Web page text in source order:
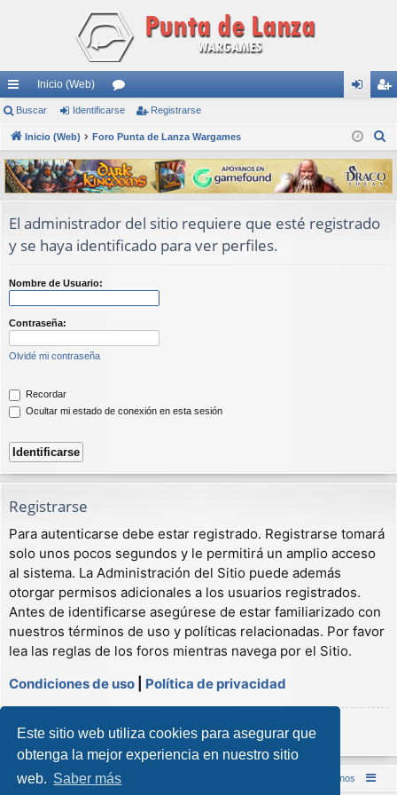
Este sitio web utiliza cookies para asegurar que
obtenga la mejor experiencia en nuestro sitio
web. Saber más
nl
ac
es
rá
pi
do
Inicio (Web)
or
os nti
fic
ar
ist
ra
rs
Buscar Identificarse Registrarse
Inicio (Web) Foro Punta de Lanza Wargames
s
c
El administrador del sitio requiere que esté registrado
y se haya identificado para ver perfiles.
Nombre de Usuario:
Contraseña:
Olvidé mi contraseña
Recordar
Ocultar mi estado de conexión en esta sesión
Registrarse
Para autenticarse debe estar registrado. Registrarse tomará
solo unos pocos segundos y le permitirá un amplio acceso
al sistema. La Administración del Sitio puede además
otorgar permisos adicionales a los usuarios registrados.
Antes de identificarse asegúrese de estar familiarizado con
nuestros términos de uso y políticas relacionadas. Por favor
lea las reglas de los foros mientras navega por el Sitio.
Condiciones de uso
Política de privacidad
Registrarse
Inicio (Web) Foro Punta de Lanza Wargames Contáctenos